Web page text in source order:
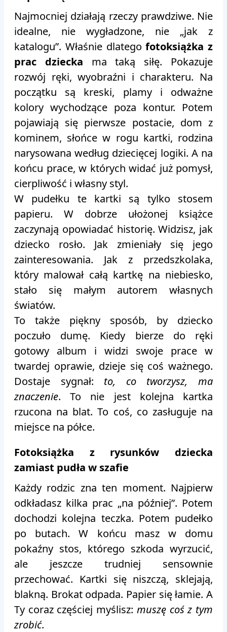
Najmocniej działają rzeczy prawdziwe. Nie
idealne, nie wygładzone, nie „jak z
katalogu”. Właśnie dlategofotoksiążka z
prac dziecka ma taką siłę. Pokazuje
rozwój ręki, wyobraźni i charakteru. Na
początku są kreski, plamy i odważne
kolory wychodzące poza kontur. Potem
pojawiają się pierwsze postacie, dom z
kominem, słońce w rogu kartki, rodzina
narysowana według dziecięcej logiki. A na
końcu prace, w których widać już pomysł,
cierpliwość i własny styl.
W pudełku te kartki są tylko stosem
papieru. W dobrze ułożonej książce
zaczynają opowiadać historię. Widzisz, jak
dziecko rosło. Jak zmieniały się jego
zainteresowania. Jak z przedszkolaka,
który malował całą kartkę na niebiesko,
stało się małym autorem własnych
światów.
To także piękny sposób, by dziecko
poczuło dumę. Kiedy bierze do ręki
gotowy album i widzi swoje prace w
twardej oprawie, dzieje się coś ważnego.
Dostaje sygnał: to, co tworzysz, ma
znaczenie. To nie jest kolejna kartka
rzucona na blat. To coś, co zasługuje na
miejsce na półce.
Fotoksiążka z rysunków dziecka
zamiast pudła w szafie
Każdy rodzic zna ten moment. Najpierw
odkładasz kilka prac „na później”. Potem
dochodzi kolejna teczka. Potem pudełko
po butach. W końcu masz w domu
pokaźny stos, którego szkoda wyrzucić,
ale jeszcze trudniej sensownie
przechować. Kartki się niszczą, sklejają,
blakną. Brokat odpada. Papier się łamie. A
Ty coraz częściej myślisz: muszę coś z tym
zrobić.